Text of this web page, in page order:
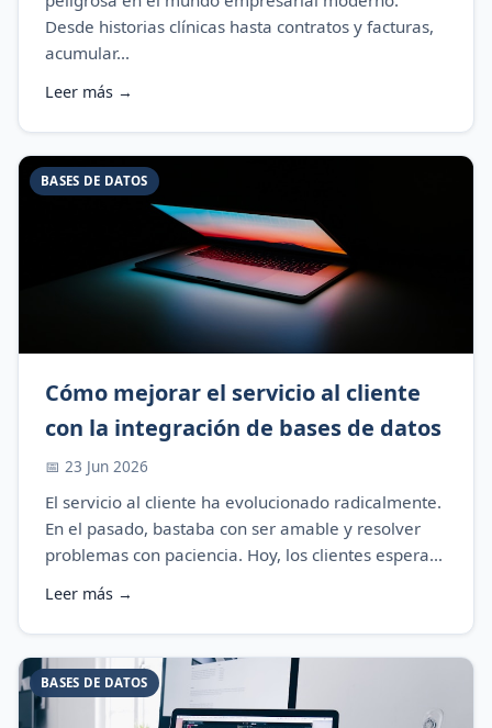
Desde historias clínicas hasta contratos y facturas,
acumular...
Leer más →
BASES DE DATOS
Cómo mejorar el servicio al cliente
con la integración de bases de datos
📅 23 Jun 2026
El servicio al cliente ha evolucionado radicalmente.
En el pasado, bastaba con ser amable y resolver
problemas con paciencia. Hoy, los clientes espera...
Leer más →
BASES DE DATOS